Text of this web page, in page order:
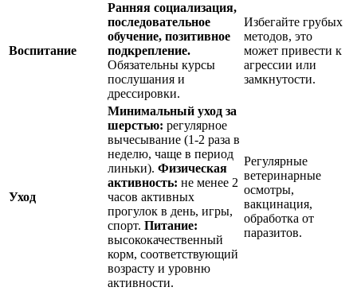
Воспитание
Ранняя социализация,
последовательное
обучение, позитивное
подкрепление.
Обязательны курсы
послушания и
дрессировки.
Избегайте грубых
методов, это
может привести к
агрессии или
замкнутости.
Уход
Минимальный уход за
шерстью: регулярное
вычесывание (1-2 раза в
неделю, чаще в период
линьки). Физическая
активность: не менее 2
часов активных
прогулок в день, игры,
спорт. Питание:
высококачественный
корм, соответствующий
возрасту и уровню
активности.
Регулярные
ветеринарные
осмотры,
вакцинация,
обработка от
паразитов.